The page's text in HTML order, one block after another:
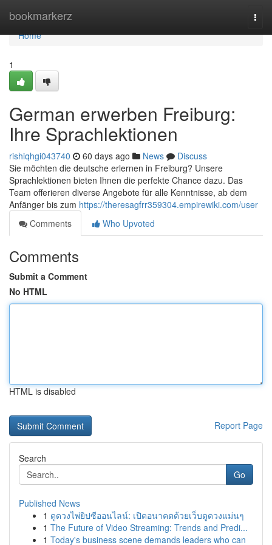
bookmarkerz
Home
Home
1
German erwerben Freiburg:
Ihre Sprachlektionen
rishiqhgi043740 60 days ago News
Discuss
Sie möchten die deutsche erlernen in Freiburg? Unsere
Sprachlektionen bieten Ihnen die perfekte Chance dazu. Das
Team offerieren diverse Angebote für alle Kenntnisse, ab dem
Anfänger bis zum https://theresagfrr359304.empirewiki.com/user
Comments
Who Upvoted
Comments
Submit a Comment
No HTML
HTML is disabled
Report Page
Search
Go
Published News
1 ดูดวงไพ่ยิปซีออนไลน์: เปิดอนาคตด้วยเว็บดูดวงแม่นๆ
1 The Future of Video Streaming: Trends and Predi...
1 Today's business scene demands leaders who can